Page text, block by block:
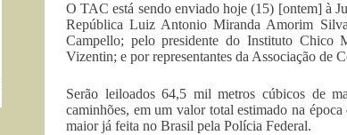
O TAC está sendo enviado hoje (15) [ontem] à
República Luiz Antonio Miranda Amorim
Campello; pelo presidente do Instituto Chico
Vizentin; e por representantes da Associação de
Serão leiloados 64,5 mil metros cúbicos de
caminhões, em um valor total estimado na
maior já feita no Brasil pela Polícia Federal.